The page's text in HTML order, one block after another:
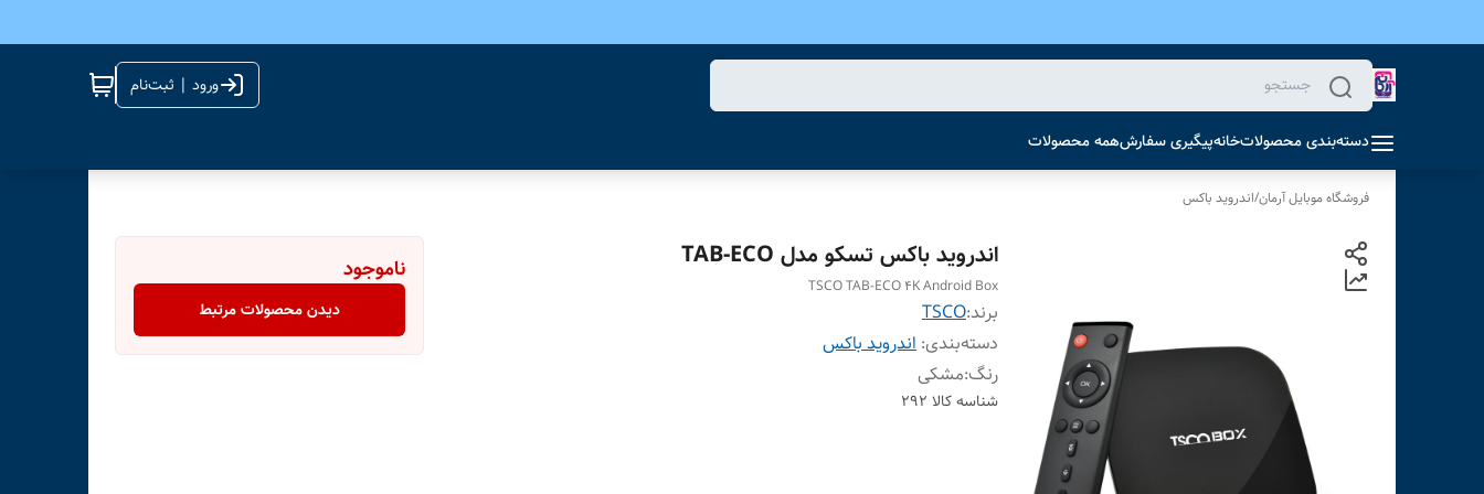
ورود | ثبت‌نام
دسته‌بندی محصولاتخانهپیگیری سفارشهمه محصولات
فروشگاه موبایل آرمان/اندروید باکس
اندروید باکس تسکو مدل TAB-ECO
TSCO TAB-ECO 4K Android Box
برند:TSCO
دسته‌بندی: اندروید باکس
رنگ:مشکی
شناسه کالا 292
ناموجود
دیدن محصولات مرتبط